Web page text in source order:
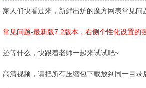
家人们快看过来，新鲜出炉的魔方网表常见问
常见问题-最新版7.2版本，右侧个性化设置的
还等什么，快跟着老师一起来试试吧~
高清视频，请把所有压缩包下载放到同一目